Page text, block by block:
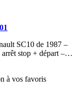
SC10 de 1987 –
arrêt stop + départ –…